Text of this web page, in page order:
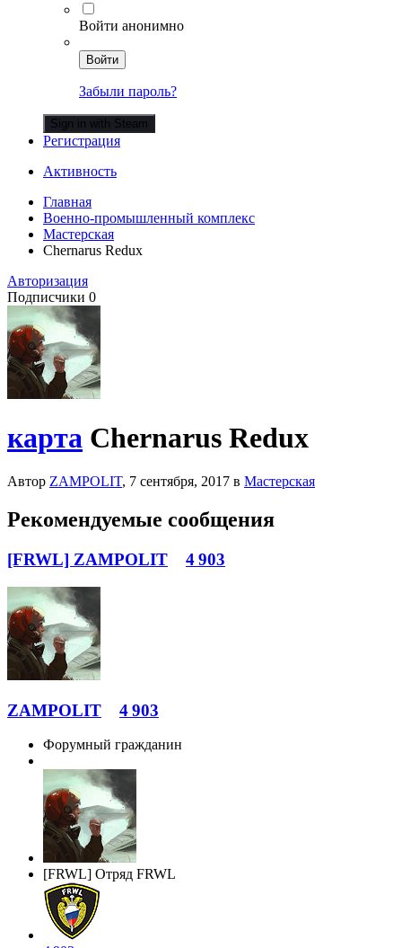
Войти анонимно
Войти
Забыли пароль?
Sign in with Steam
Регистрация
Активность
Главная
Военно-промышленный комплекс
Мастерская
Chernarus Redux
Авторизация
Подписчики 0
карта Chernarus Redux
Автор ZAMPOLIT, 7 сентября, 2017 в Мастерская
Рекомендуемые сообщения
[FRWL] ZAMPOLIT 4 903
ZAMPOLIT 4 903
Форумный гражданин
[FRWL] Отряд FRWL